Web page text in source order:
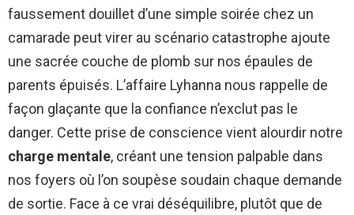
faussement douillet d’une simple soirée chez un
camarade peut virer au scénario catastrophe ajoute
une sacrée couche de plomb sur nos épaules de
parents épuisés. L’affaire Lyhanna nous rappelle de
façon glaçante que la confiance n’exclut pas le
danger. Cette prise de conscience vient alourdir notre
charge mentale, créant une tension palpable dans
nos foyers où l’on soupèse soudain chaque demande
de sortie. Face à ce vrai déséquilibre, plutôt que de